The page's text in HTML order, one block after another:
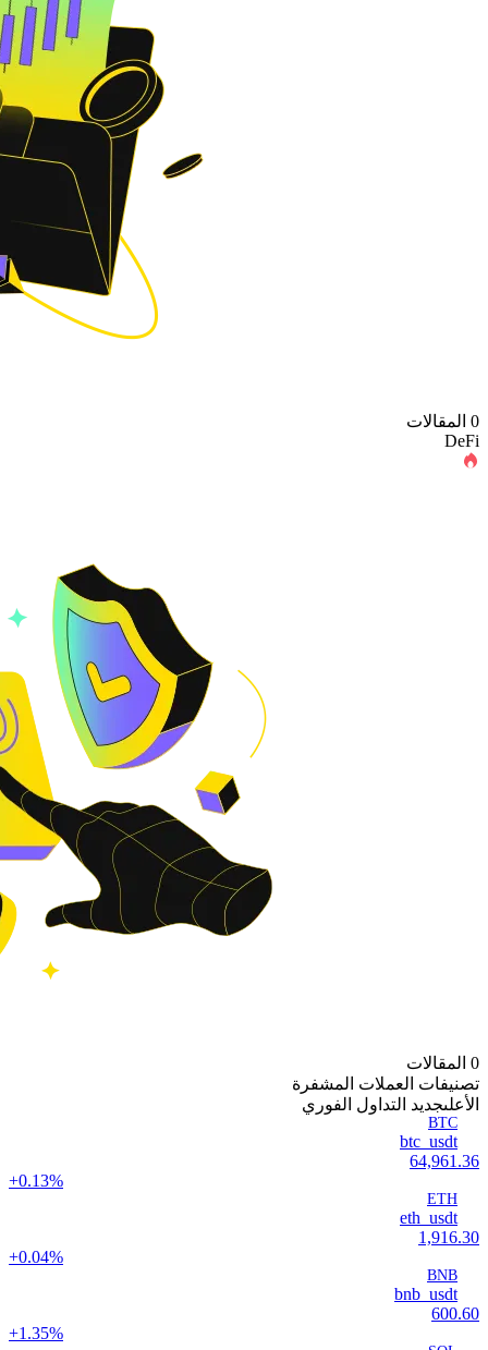
0 المقالات
DeFi
0 المقالات
تصنيفات العملات المشفرة
الأعلىجديد التداول الفوري
BTC
btc_usdt
64,961.36
+0.13%
ETH
eth_usdt
1,916.30
+0.04%
BNB
bnb_usdt
600.60
+1.35%